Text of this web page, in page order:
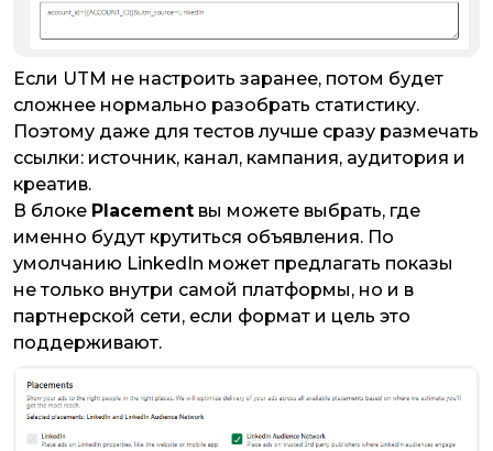
​​​​​​​Если UTM не настроить заранее, потом будет
сложнее нормально разобрать статистику.
Поэтому даже для тестов лучше сразу размечать
ссылки: источник, канал, кампания, аудитория и
креатив.
В блоке Placement вы можете выбрать, где
именно будут крутиться объявления. По
умолчанию LinkedIn может предлагать показы
не только внутри самой платформы, но и в
партнерской сети, если формат и цель это
поддерживают.